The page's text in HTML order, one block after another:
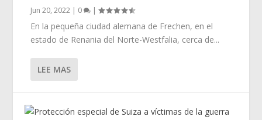
Jun 20, 2022 | 0 |
En la pequeña ciudad alemana de Frechen, en el
estado de Renania del Norte-Westfalia, cerca de...
LEE MAS